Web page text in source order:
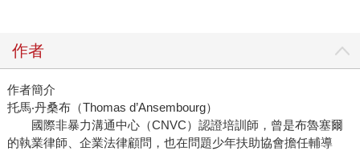
作者
作者簡介
托馬‧丹桑布（Thomas d’Ansembourg）
國際非暴力溝通中心（CNVC）認證培訓師，曾是布魯塞爾
的執業律師、企業法律顧問，也在問題少年扶助協會擔任輔導